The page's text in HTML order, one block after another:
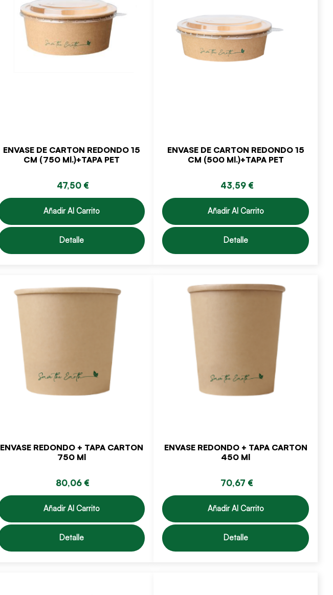
ENVASE DE CARTON REDONDO 15
CM (750 Ml.)+TAPA PET
47,50 €
Añadir Al Carrito
Detalle
ENVASE DE CARTON REDONDO 15
CM (500 Ml.)+TAPA PET
43,59 €
Añadir Al Carrito
Detalle
ENVASE REDONDO + TAPA CARTON
750 Ml
80,06 €
Añadir Al Carrito
Detalle
ENVASE REDONDO + TAPA CARTON
450 Ml
70,67 €
Añadir Al Carrito
Detalle